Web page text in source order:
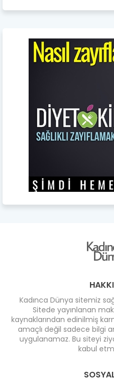
Kadınca Dünya sitemiz
Sitede yayınlanan
kaynaklarından edinilmiş
amaçlı değil sadece bilgi
uygulanamaz. Bu siteyi
kabul